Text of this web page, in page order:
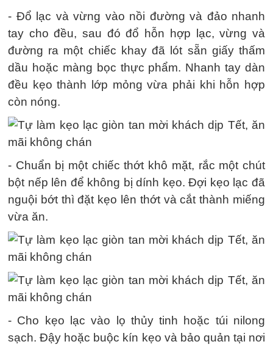
- Đổ lạc và vừng vào nồi đường và đảo nhanh
tay cho đều, sau đó đổ hỗn hợp lạc, vừng và
đường ra một chiếc khay đã lót sẵn giấy thấm
dầu hoặc màng bọc thực phẩm. Nhanh tay dàn
đều kẹo thành lớp mỏng vừa phải khi hỗn hợp
còn nóng.
- Chuẩn bị một chiếc thớt khô mặt, rắc một chút
bột nếp lên để không bị dính kẹo. Đợi kẹo lạc đã
nguội bớt thì đặt kẹo lên thớt và cắt thành miếng
vừa ăn.
- Cho kẹo lạc vào lọ thủy tinh hoặc túi nilong
sạch. Đậy hoặc buộc kín kẹo và bảo quản tại nơi